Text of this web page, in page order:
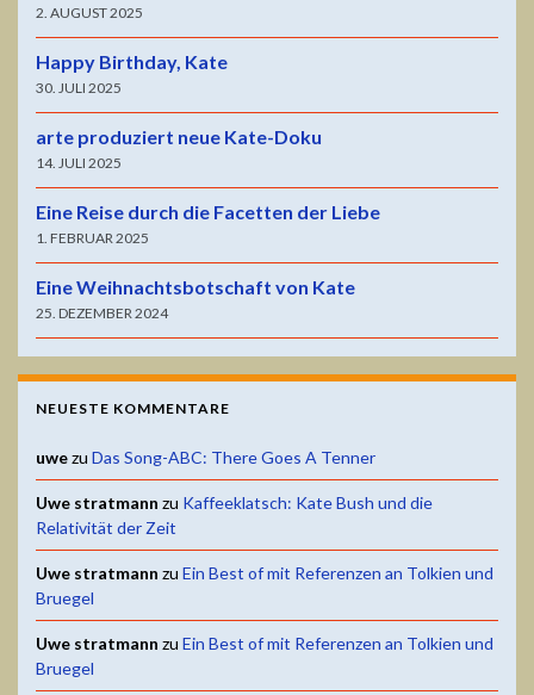
2. AUGUST 2025
Happy Birthday, Kate
30. JULI 2025
arte produziert neue Kate-Doku
14. JULI 2025
Eine Reise durch die Facetten der Liebe
1. FEBRUAR 2025
Eine Weihnachtsbotschaft von Kate
25. DEZEMBER 2024
NEUESTE KOMMENTARE
uwezu Das Song-ABC: There Goes A Tenner
Uwe stratmann zu Kaffeeklatsch: Kate Bush und die
Relativität der Zeit
Uwe stratmann zu Ein Best of mit Referenzen an Tolkien und
Bruegel
Uwe stratmann zu Ein Best of mit Referenzen an Tolkien und
Bruegel